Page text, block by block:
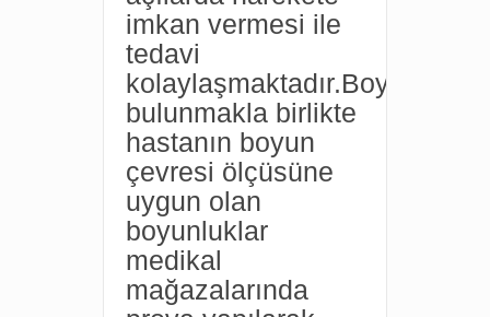
imkan vermesi ile
tedavi
kolaylaşmaktadır.Boyutları
bulunmakla birlikte
hastanın boyun
çevresi ölçüsüne
uygun olan
boyunluklar
medikal
mağazalarında